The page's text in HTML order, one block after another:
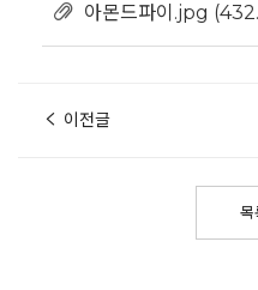
아몬드파이.jpg
이전글
목